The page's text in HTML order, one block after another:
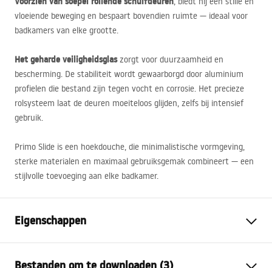
vloeiende beweging en bespaart bovendien ruimte — ideaal voor
badkamers van elke grootte.
Het geharde veiligheidsglaszorgt voor duurzaamheid en
bescherming. De stabiliteit wordt gewaarborgd door aluminium
profielen die bestand zijn tegen vocht en corrosie. Het precieze
rolsysteem laat de deuren moeiteloos glijden, zelfs bij intensief
gebruik.
Primo Slide is een hoekdouche, die minimalistische vormgeving,
sterke materialen en maximaal gebruiksgemak combineert — een
stijlvolle toevoeging aan elke badkamer.
Eigenschappen